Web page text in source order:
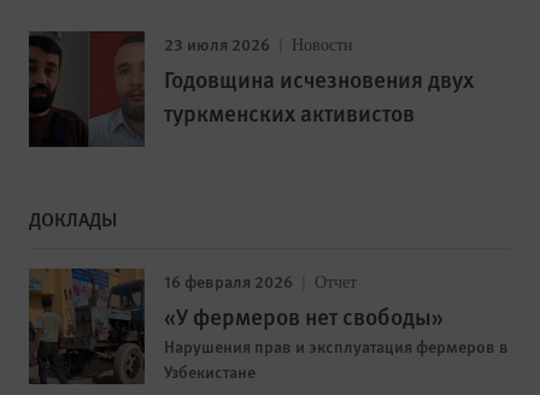
23 июля 2026 Новости
Годовщина исчезновения двух
туркменских активистов
ДОКЛАДЫ
16 февраля 2026 Отчет
«У фермеров нет свободы»
Нарушения прав и эксплуатация фермеров в
Узбекистане